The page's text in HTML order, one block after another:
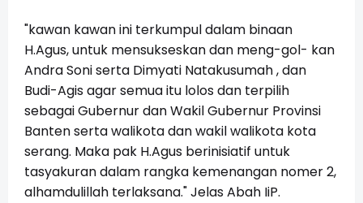
"kawan kawan ini terkumpul dalam binaan
H.Agus, untuk mensukseskan dan meng-gol- kan
Andra Soni serta Dimyati Natakusumah , dan
Budi-Agis agar semua itu lolos dan terpilih
sebagai Gubernur dan Wakil Gubernur Provinsi
Banten serta walikota dan wakil walikota kota
serang. Maka pak H.Agus berinisiatif untuk
tasyakuran dalam rangka kemenangan nomer 2,
alhamdulillah terlaksana." Jelas Abah IiP.